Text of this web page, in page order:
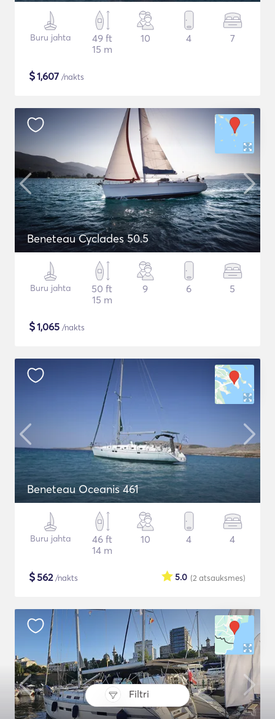
Filtri
Buru jahta
49 ft
15 m
10 4 7
$1,607 /nakts
Beneteau Cyclades 50.5
Buru jahta
50 ft
15 m
9 6 5
$1,065 /nakts
Beneteau Oceanis 461
Buru jahta
46 ft
14 m
10 4 4
$562/nakts (2 atsauksmes)
5.0